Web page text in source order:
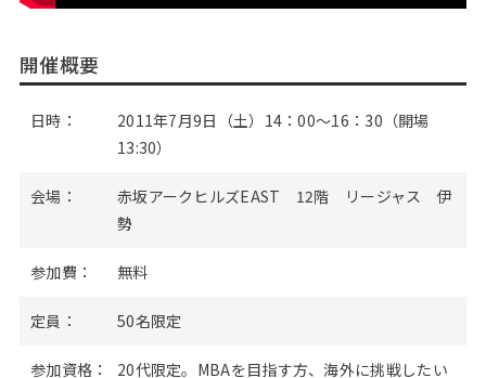
開催概要
日時：
2011年7月9日（土）14：00～16：30（開場
13:30）
会場：
赤坂アークヒルズEAST 12階 リージャス 伊
勢
参加費： 無料
定員： 50名限定
参加資格：
20代限定。MBAを目指す方、海外に挑戦したい